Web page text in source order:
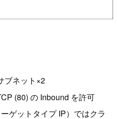
ブネット×2
(80) の Inbound を許可
ゲットタイプ IP）ではクラ